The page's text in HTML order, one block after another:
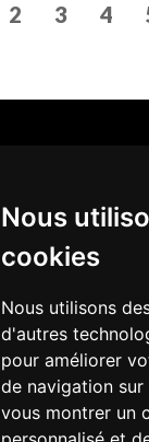
Nous
cookies
Nous utilisons
d'autres
pour améliorer
de navigation
vous montrer un
2 3 4
Anne, QC G0A